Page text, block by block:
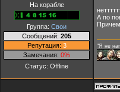
На корабле
Группа: Свои
Сообщений: 205
Репутация: 3
Замечания: 0%
Статус: Offline
А по
"Я не